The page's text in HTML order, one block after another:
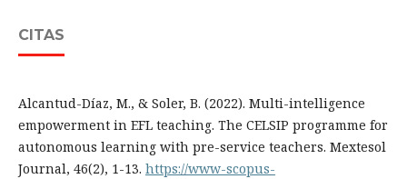
CITAS
Alcantud-Díaz, M., & Soler, B. (2022). Multi-intelligence
empowerment in EFL teaching. The CELSIP programme for
autonomous learning with pre-service teachers. Mextesol
Journal, 46(2), 1-13. https://www-scopus-